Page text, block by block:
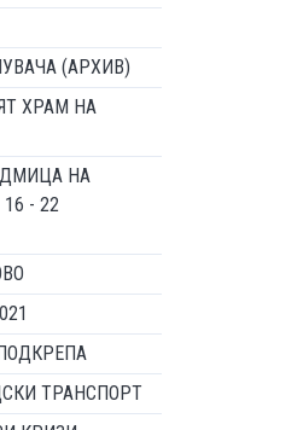
(АРХИВ)
ХРАМ НА
НА
- 22
ТРАНСПОРТ